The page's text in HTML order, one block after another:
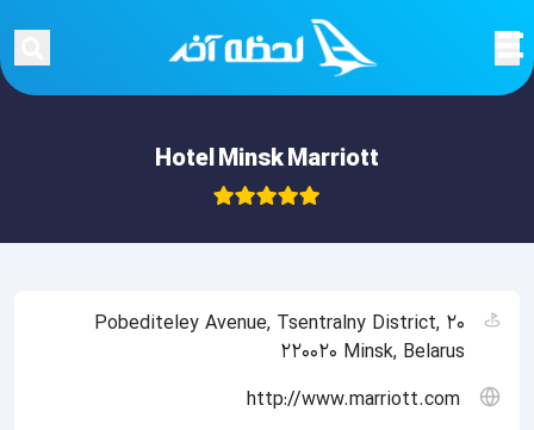
Hotel Minsk Marriott
20 Pobediteley Avenue, Tsentralny District,
220020 Minsk, Belarus
http://www.marriott.com